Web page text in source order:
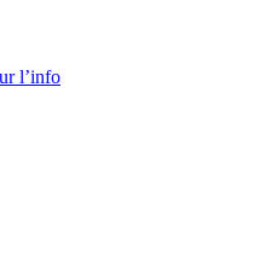
l’info